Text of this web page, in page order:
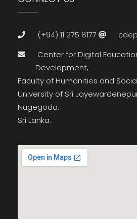
(+94) 11 275 8177
Center for Digital
Development,
Faculty of Humanities and
University of Sri
Nugegoda,
Sri Lanka.